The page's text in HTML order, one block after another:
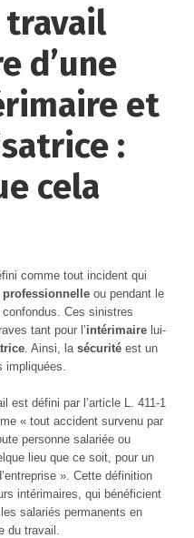
travail
d’une
et
:
cela
comme tout incident qui
professionnelle ou pendant le
Ces sinistres
tant pour l’intérimaire lui-
. Ainsi, la sécurité est un
est défini par l’article L. 411-1
« tout accident survenu par
personne salariée ou
lieu que ce soit, pour un
». Cette définition
intérimaires, qui bénéficient
salariés permanents en
du travail.